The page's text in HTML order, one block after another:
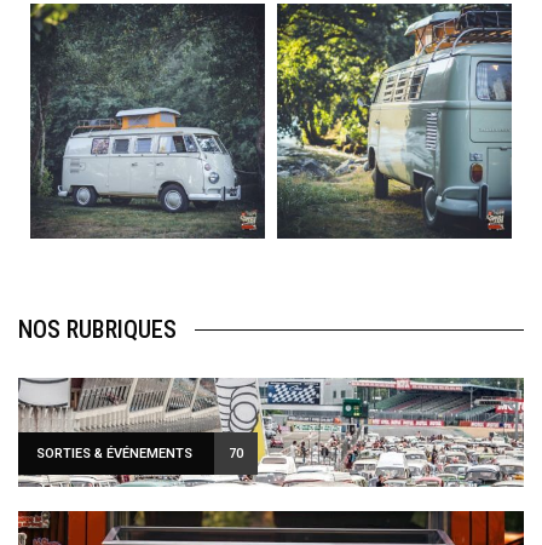
becombi
Août 10
120
0
becombi
Août 10
108
0
NOS RUBRIQUES
SORTIES & ÉVÉNEMENTS 70